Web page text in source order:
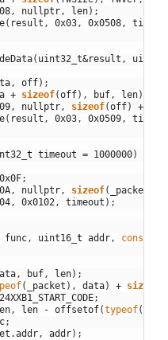
, nullptr, len) ;
( result , 0x03, 0x0508,
( uint32_t&result , uint32
, off) ;
+ sizeof(off) , buf, len)
, nullptr, sizeof(off) +
( result , 0x03, 0x0509,
t timeout = 1000000)
0x0F;
, nullptr, sizeof( _packet
, 0x0102, timeout ) ;
func, uint16 t addr, const
, buf, len) ;
( _packet ) , data) + sizeof
;
, len - offsetof(typeof(
;
.addr, addr) ;